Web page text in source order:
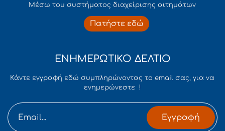
Mέσω του συστήματος διαχείρισης αιτημάτων
Πατήστε εδώ
ΕΝΗΜΕΡΩΤΙΚΟ ΔΕΛΤΙΟ
Κάντε εγγραφή εδώ συμπληρώνοντας το email σας, για να
ενημερώνεστε !
Εγγραφή